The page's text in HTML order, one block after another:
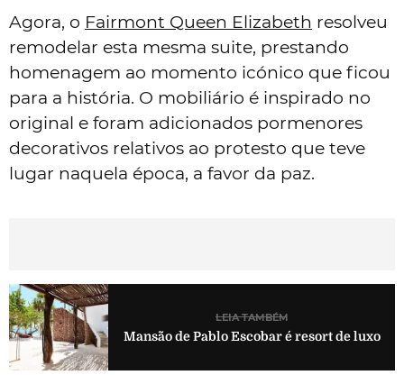
Agora, o Fairmont Queen Elizabeth resolveu
remodelar esta mesma suite, prestando
homenagem ao momento icónico que ficou
para a história. O mobiliário é inspirado no
original e foram adicionados pormenores
decorativos relativos ao protesto que teve
lugar naquela época, a favor da paz.
LEIA TAMBÉM
Mansão de Pablo Escobar é resort de luxo